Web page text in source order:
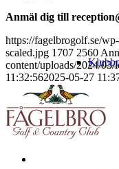
Anmäl dig till
https://fagelbrogolf.se/
scaled.jpg 1707 2560
content/uploads/2024/03/
11:32:562025-05-27